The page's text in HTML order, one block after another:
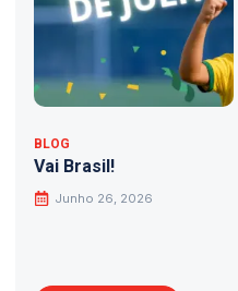
BLOG
Vai Brasil!
Junho 26, 2026